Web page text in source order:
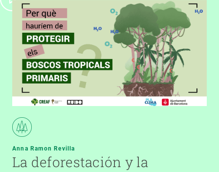
Anna Ramon Revilla
La deforestación y la